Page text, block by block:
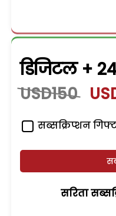
डिजिटल +
USD150
सब्सक्रिप्शन
सरिता